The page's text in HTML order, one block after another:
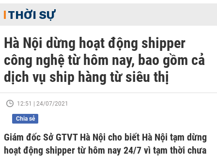
THỜI SỰ
Hà Nội dừng hoạt động shipper
công nghệ từ hôm nay, bao gồm cả
dịch vụ ship hàng từ siêu thị
12:51 | 24/07/2021
Chia sẻ
Giám đốc Sở GTVT Hà Nội cho biết Hà Nội tạm dừng
hoạt động shipper từ hôm nay 24/7 vì tạm thời chưa